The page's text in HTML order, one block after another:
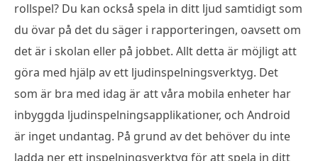
rollspel? Du kan också spela in ditt ljud samtidigt som
du övar på det du säger i rapporteringen, oavsett om
det är i skolan eller på jobbet. Allt detta är möjligt att
göra med hjälp av ett ljudinspelningsverktyg. Det
som är bra med idag är att våra mobila enheter har
inbyggda ljudinspelningsapplikationer, och Android
är inget undantag. På grund av det behöver du inte
ladda ner ett inspelningsverktyg för att spela in ditt